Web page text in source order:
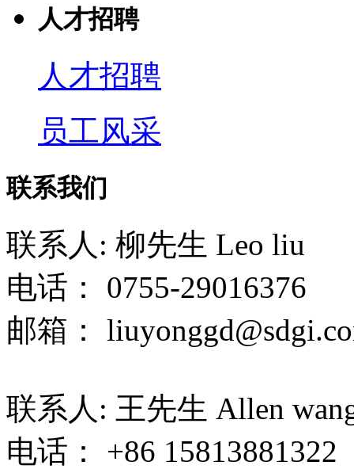
人才招聘
人才招聘
员工风采
联系我们
联系人: 柳先生 Leo liu
电话： 0755-29016376
邮箱：
联系人: 王先生 Allen
电话： +86 15813881322